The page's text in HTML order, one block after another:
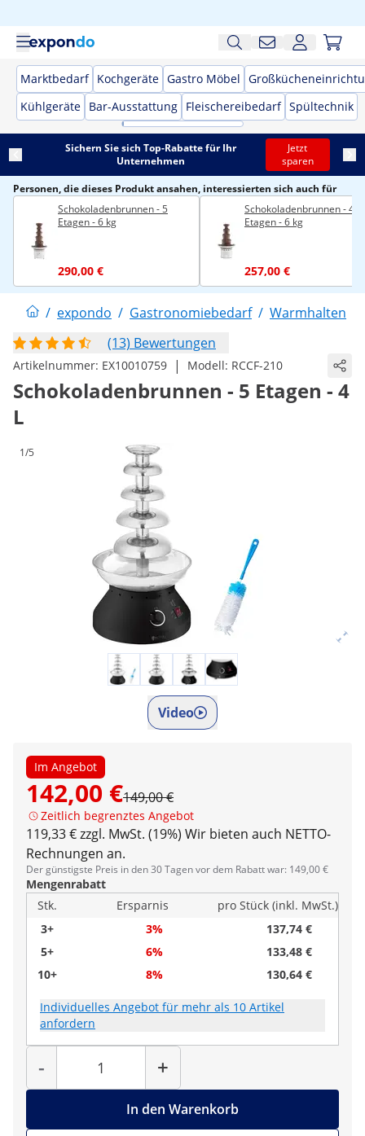
Marktbedarf Kochgeräte Gastro Möbel
Kühlgeräte Bar-Ausstattung Fleischereibedarf Spültechnik
Sichern Sie sich Top-Rabatte für Ihr
Unternehmen
Jetzt
sparen
Personen, die dieses Produkt ansahen, interessierten sich auch für
Schokoladenbrunnen - 5
Etagen - 6 kg
290,00 €
Schokoladenbrunnen - 4
Etagen - 6 kg
257,00 €
/ expondo / Gastronomiebedarf / Warmhalten
(13) Bewertungen
Artikelnummer: EX10010759 | Modell: RCCF-210
Schokoladenbrunnen - 5 Etagen - 4
L
1/5
Video
Im Angebot
142,00 €149,00 €
Zeitlich begrenztes Angebot
119,33 € zzgl. MwSt. (19%) Wir bieten auch NETTO-
Rechnungen an.
Der günstigste Preis in den 30 Tagen vor dem Rabatt war: 149,00 €
Mengenrabatt
Stk.
Ersparnis
pro Stück (inkl. MwSt.)
3+
3%
137,74 €
5+
6%
133,48 €
10+
8% 130,64 €
Individuelles Angebot für mehr als 10 Artikel
anfordern
-
Menge
+
In den Warenkorb